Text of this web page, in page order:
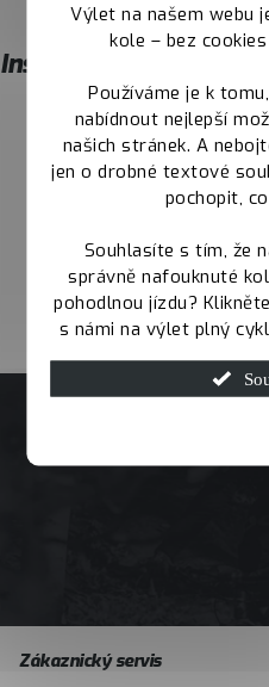
Výlet na našem webu
kole – bez
Používáme je k
nabídnout nejlepší
našich stránek. A
jen o drobné textové
pochopit,
Souhlasíte s tím, že
správně nafouknuté
pohodlnou jízdu?
s námi na výlet plný
Instagram
Zákaznický servis